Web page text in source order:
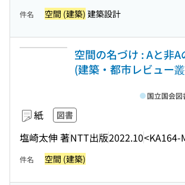
件名 空間 (建築) 建築設計
空間の名づけ : Aと非A
(建築・都市レビュー
紙 図書
塩崎太伸 著NTT出版2022.10<KA164-
国立国会図
件名 空間 (建築)